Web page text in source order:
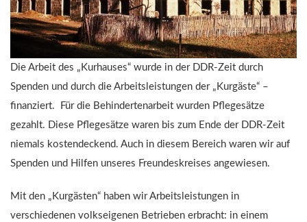
Die Arbeit des „Kurhauses“ wurde in der DDR-Zeit durch
Spenden und durch die Arbeitsleistungen der „Kurgäste“ –
finanziert. Für die Behindertenarbeit wurden Pflegesätze
gezahlt. Diese Pflegesätze waren bis zum Ende der DDR-Zeit
niemals kostendeckend. Auch in diesem Bereich waren wir auf
Spenden und Hilfen unseres Freundeskreises angewiesen.
Mit den „Kurgästen“ haben wir Arbeitsleistungen in
verschiedenen volkseigenen Betrieben erbracht: in einem